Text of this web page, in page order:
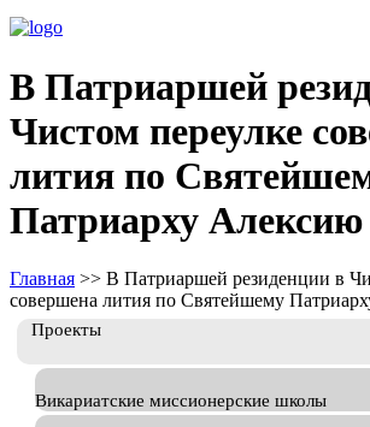
В Патриаршей
Чистом переулке
лития по
Патриарху
Главная >> В Патриаршей резиденции в
совершена лития по Святейшему
Проекты
Викариатские миссионерские школы